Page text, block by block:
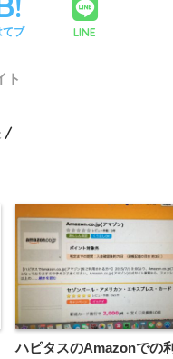
てブ LINE
ト
ハピタスのAmazonでの